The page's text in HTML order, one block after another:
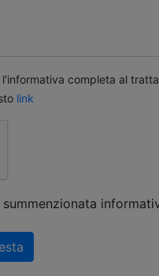
completa al
link